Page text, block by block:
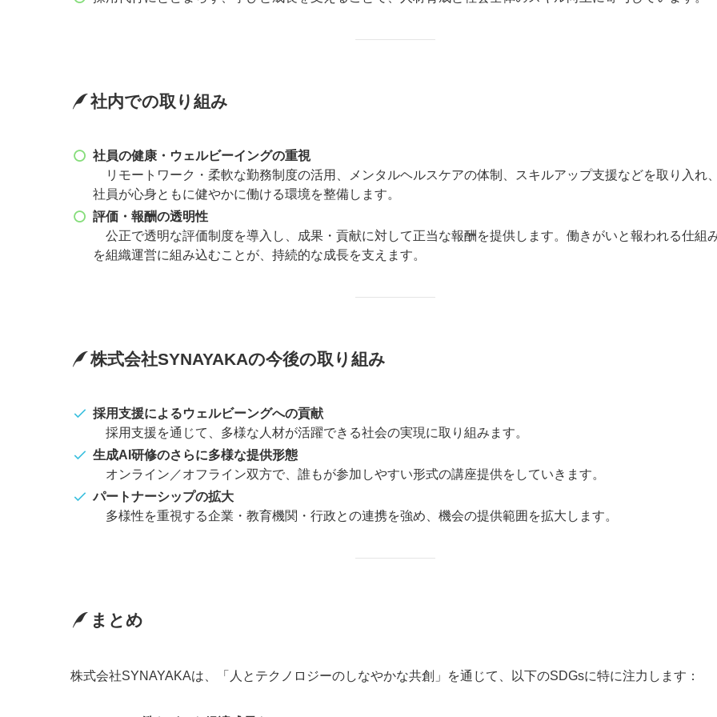
社内での取り組み
社員の健康・ウェルビーイングの重視
リモートワーク・柔軟な勤務制度の活用、メンタルヘルスケアの体制、スキルアップ支援などを取り入れ
社員が心身ともに健やかに働ける環境を整備します。
評価・報酬の透明性
公正で透明な評価制度を導入し、成果・貢献に対して正当な報酬を提供します。働きがいと報われる仕組
を組織運営に組み込むことが、持続的な成長を支えます。
株式会社SYNAYAKAの今後の取り組み
採用支援によるウェルビーングへの貢献
採用支援を通じて、多様な人材が活躍できる社会の実現に取り組みます。
生成AI研修のさらに多様な提供形態
オンライン／オフライン双方で、誰もが参加しやすい形式の講座提供をしていきます。
パートナーシップの拡大
多様性を重視する企業・教育機関・行政との連携を強め、機会の提供範囲を拡大します。
まとめ
株式会社SYNAYAKAは、「人とテクノロジーのしなやかな共創」を通じて、以下のSDGsに特に注力します：